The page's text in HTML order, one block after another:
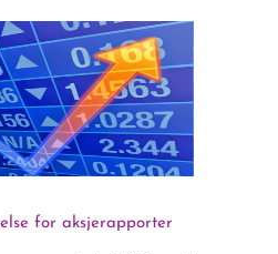
for aksjerapporter